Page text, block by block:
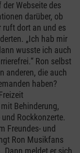
der Webseite des
darüber, ob
ruft dort an und es
„Ich hab mir
wusste ich auch
Ron selbst
anderen, die auch
haben?
Behinderung,
Rockkonzerte.
Freundes- und
Ron Musikfans
Dann meldet er sich